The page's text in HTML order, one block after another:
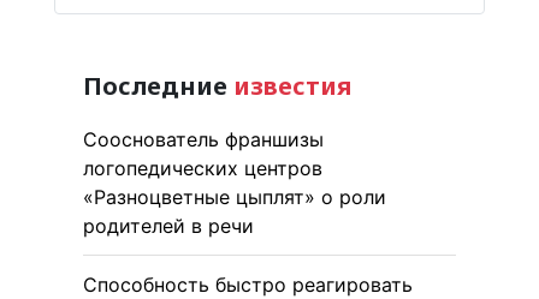
Последние известия
Сооснователь франшизы
логопедических центров
«Разноцветные цыплят» о роли
родителей в речи
Способность быстро реагировать